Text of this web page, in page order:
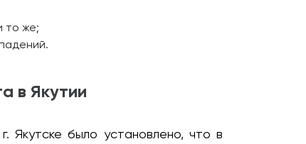
то же;
в Якутии
Якутске было установлено, что в